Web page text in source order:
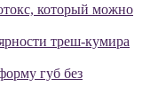
который можно
треш-кумира
губ без